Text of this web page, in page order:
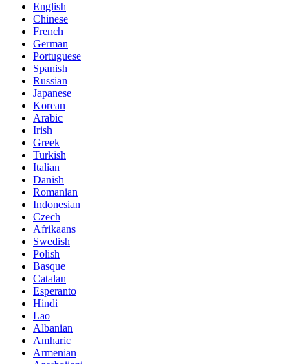
English
Chinese
French
German
Portuguese
Spanish
Russian
Japanese
Korean
Arabic
Irish
Greek
Turkish
Italian
Danish
Romanian
Indonesian
Czech
Afrikaans
Swedish
Polish
Basque
Catalan
Esperanto
Hindi
Lao
Albanian
Amharic
Armenian